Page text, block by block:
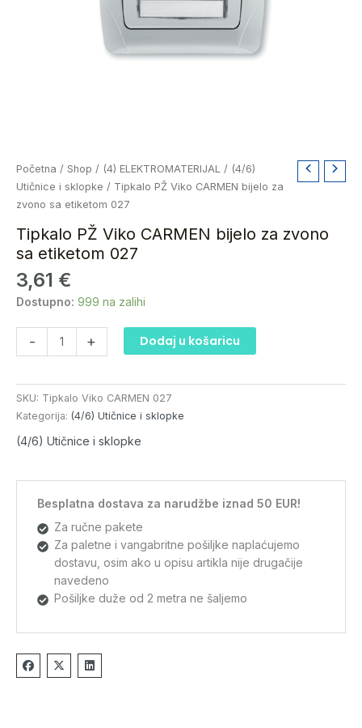
Početna / Shop / (4) ELEKTROMATERIJAL / (4/6)
Utičnice i sklopke / Tipkalo PŽ Viko CARMEN bijelo za
zvono sa etiketom 027
Tipkalo PŽ Viko CARMEN bijelo za zvono
sa etiketom 027
3,61 €
Dostupno: 999 na zalihi
-
Tipkalo
PŽ
Viko
bijelo
za
zvono
etiketom
027
količina
+ Dodaj u košaricu
SKU: Tipkalo Viko CARMEN 027
Kategorija: (4/6) Utičnice i sklopke
(4/6) Utičnice i sklopke
Besplatna dostava za narudžbe iznad 50 EUR!
Za ručne pakete
Za paletne i vangabritne pošiljke naplaćujemo
dostavu, osim ako u opisu artikla nije drugačije
navedeno
Pošiljke duže od 2 metra ne šaljemo